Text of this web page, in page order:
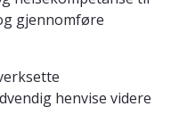
gjennomføre
henvise videre